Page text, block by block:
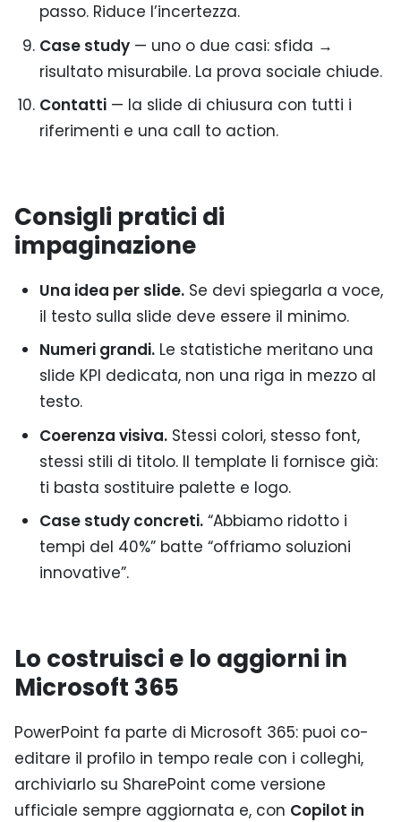
passo. Riduce l’incertezza.
Case study— uno o due casi: sfida →
risultato misurabile. La prova sociale chiude.
Contatti— la slide di chiusura con tutti i
riferimenti e una call to action.
Consigli pratici di
impaginazione
Una idea per slide.Se devi spiegarla a voce,
il testo sulla slide deve essere il minimo.
Numeri grandi.Le statistiche meritano una
slide KPI dedicata, non una riga in mezzo al
testo.
Coerenza visiva.Stessi colori, stesso font,
stessi stili di titolo. Il template li fornisce già:
ti basta sostituire palette e logo.
Case study concreti.“Abbiamo ridotto i
tempi del 40%” batte “offriamo soluzioni
innovative”.
Lo costruisci e lo aggiorni in
Microsoft 365
PowerPoint fa parte di Microsoft 365: puoi co-
editare il profilo in tempo reale con i colleghi,
archiviarlo su SharePoint come versione
ufficiale sempre aggiornata e, con Copilot in